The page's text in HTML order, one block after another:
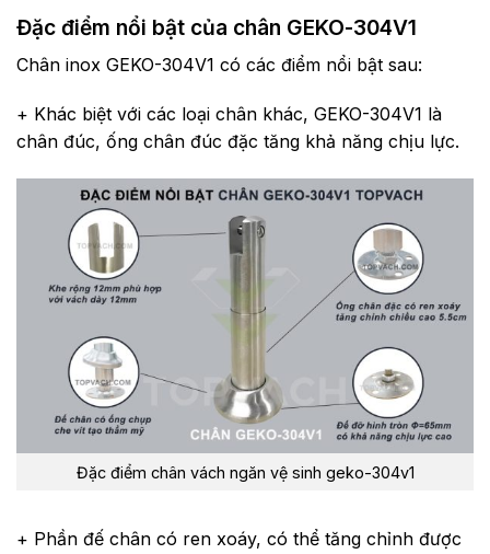
Đặc điểm nổi bật của chân GEKO-304V1
Chân inox GEKO-304V1 có các điểm nổi bật sau:
+ Khác biệt với các loại chân khác, GEKO-304V1 là
chân đúc, ống chân đúc đặc tăng khả năng chịu lực.
Đặc điểm chân vách ngăn vệ sinh geko-304v1
+ Phần đế chân có ren xoáy, có thể tăng chỉnh được